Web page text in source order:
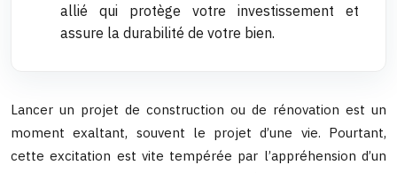
allié qui protège votre investissement et
assure la durabilité de votre bien.
Lancer un projet de construction ou de rénovation est un
moment exaltant, souvent le projet d’une vie. Pourtant,
cette excitation est vite tempérée par l’appréhension d’un